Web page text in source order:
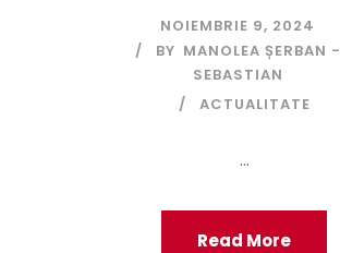
NOIEMBRIE 9, 2024
BY MANOLEA ȘERBAN -
SEBASTIAN
ACTUALITATE
...
Read More